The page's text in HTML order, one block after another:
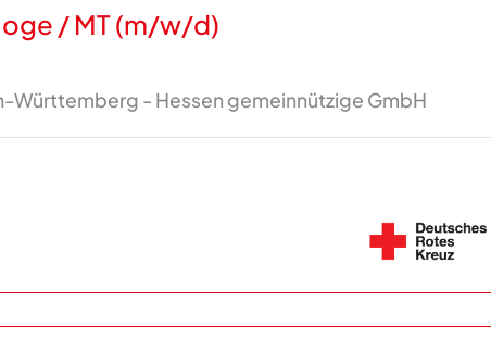
/ MT (m/w/d)
Württemberg - Hessen gemeinnützige GmbH